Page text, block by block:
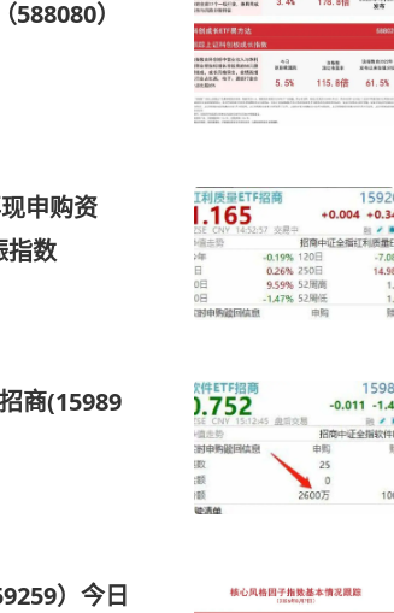
）
申购资
指数
商(15989
）今日